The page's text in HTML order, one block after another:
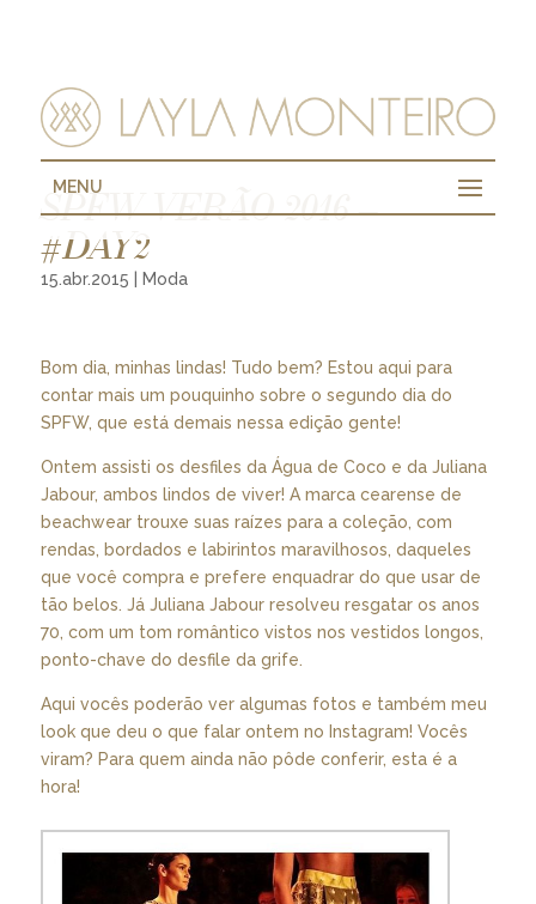
MENU
SPFW VERÃO 2016 –
#DAY2
15.abr.2015 Moda
Bom dia, minhas lindas! Tudo bem? Estou aqui para
contar mais um pouquinho sobre o segundo dia do
SPFW, que está demais nessa edição gente!
Ontem assisti os desfiles da Água de Coco e da Juliana
Jabour, ambos lindos de viver! A marca cearense de
beachwear trouxe suas raízes para a coleção, com
rendas, bordados e labirintos maravilhosos, daqueles
que você compra e prefere enquadrar do que usar de
tão belos. Já Juliana Jabour resolveu resgatar os anos
70, com um tom romântico vistos nos vestidos longos,
ponto-chave do desfile da grife.
Aqui vocês poderão ver algumas fotos e também meu
look que deu o que falar ontem no Instagram! Vocês
viram? Para quem ainda não pôde conferir, esta é a
hora!